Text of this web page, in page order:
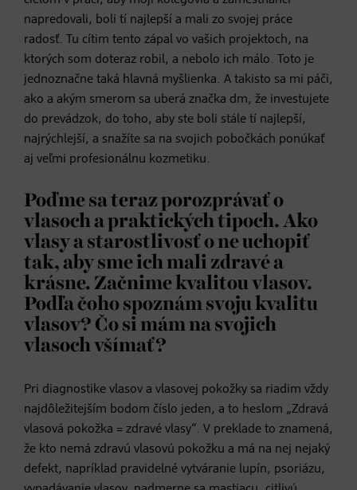
napredovali, boli tí najlepší a mali zo svojej práce
radosť. Tu cítim tento zápal vo vašich projektoch, na
ktorých som doteraz robil, a nebolo ich málo. Toto je
jednoznačne taká hlavná myšlienka. A takisto sa mi páči,
ako a akým smerom sa uberá značka dm, že investujete
do prevádzok, do toho, aby ste boli stále tí najlepší,
najrýchlejší, a snažíte sa na svojich pobočkách ponúkať
aj veľmi profesionálnu kozmetiku.
Poďme sa teraz porozprávať o
vlasoch a praktických tipoch. Ako
vlasy a starostlivosť o ne uchopiť
tak, aby sme ich mali zdravé a
krásne. Začnime kvalitou vlasov.
Podľa čoho spoznám svoju kvalitu
vlasov? Čo si mám na svojich
vlasoch všímať?
Pri diagnostike vlasov a vlasovej pokožky sa riadim vždy
najdôležitejším bodom číslo jeden, a to heslom „Zdravá
vlasová pokožka = zdravé vlasy“. V preklade to znamená,
že kto nemá zdravú vlasovú pokožku a má na nej nejaký
defekt, napríklad pravidelné vytváranie lupín, psoriázu,